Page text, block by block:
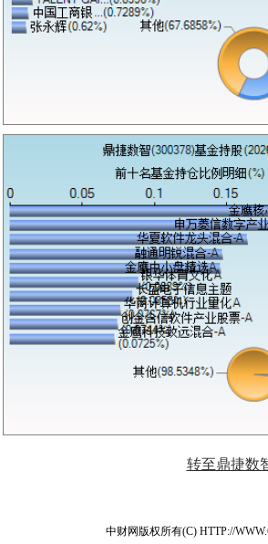
转至鼎捷数
中财网版权所有(C) HTTP://